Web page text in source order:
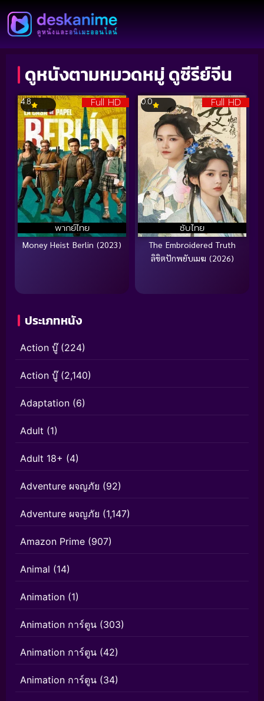
ดูหนังตามหมวดหมู่ ดูซีรีย์จีน
Full HD
พากย์ไทย
4.8
Money Heist Berlin (2023)
Full HD
ซับไทย
0.0
The Embroidered Truth
ลิขิตปักพยับเมฆ (2026)
ประเภทหนัง
Action บู๊(224)
Action บู๊(2,140)
Adaptation (6)
Adult (1)
Adult 18+ (4)
Adventure ผจญภัย (92)
Adventure ผจญภัย (1,147)
Amazon Prime (907)
Animal (14)
Animation (1)
Animation การ์ตูน (303)
Animation การ์ตูน (42)
Animation การ์ตูน (34)